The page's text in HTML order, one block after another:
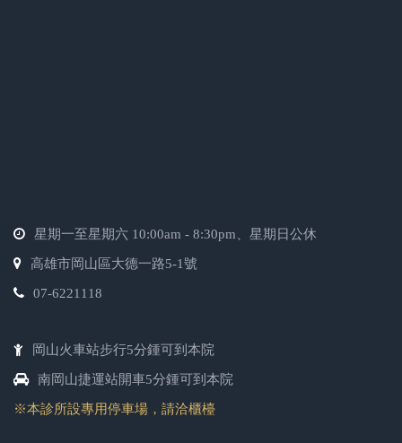
星期一至星期六 10:00am - 8:30pm、星期日公休
高雄市岡山區大德一路5-1號
07-6221118
岡山火車站步行5分鍾可到本院
南岡山捷運站開車5分鍾可到本院
※本診所設專用停車場，請洽櫃檯